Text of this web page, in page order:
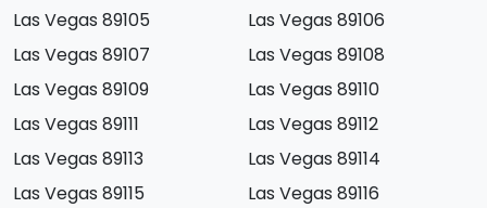
Las Vegas 89105
Las Vegas 89106
Las Vegas 89107
Las Vegas 89108
Las Vegas 89109
Las Vegas 89110
Las Vegas 89111
Las Vegas 89112
Las Vegas 89113
Las Vegas 89114
Las Vegas 89115
Las Vegas 89116